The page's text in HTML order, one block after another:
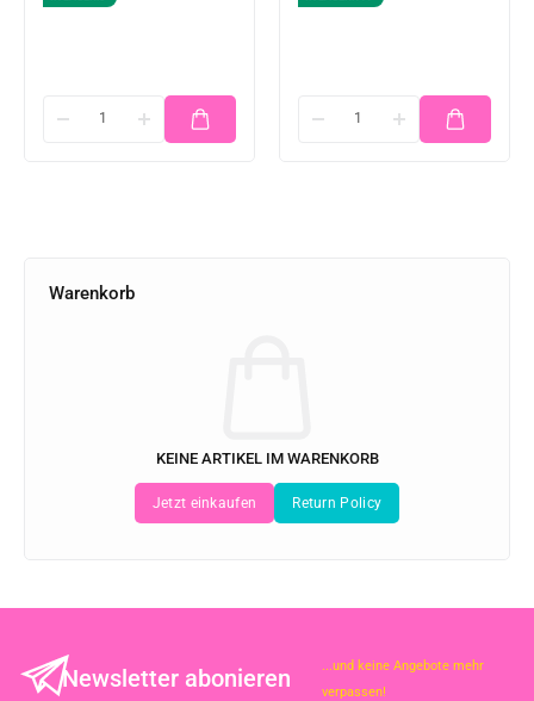
Warenkorb
KEINE ARTIKEL IM WARENKORB
Newsletter abonieren
...und keine Angebote mehr
verpassen!